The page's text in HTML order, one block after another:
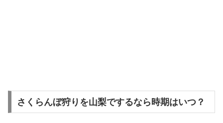
さくらんぼ狩りを山梨でするなら時期はいつ？